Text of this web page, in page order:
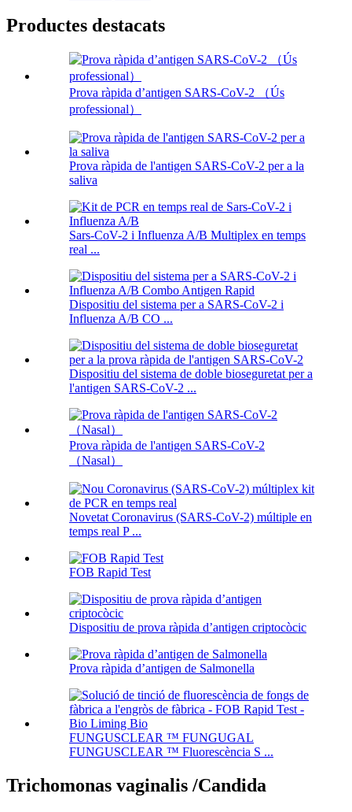
Productes destacats
Prova ràpida d’antigen SARS-CoV-2 （Ús
professional）
Prova ràpida de l'antigen SARS-CoV-2 per a la
saliva
Sars-CoV-2 i Influenza A/B Multiplex en temps
real ...
Dispositiu del sistema per a SARS-CoV-2 i
Influenza A/B CO ...
Dispositiu del sistema de doble bioseguretat per a
l'antigen SARS-CoV-2 ...
Prova ràpida de l'antigen SARS-CoV-2
（Nasal）
Novetat Coronavirus (SARS-CoV-2) múltiple en
temps real P ...
FOB Rapid Test
Dispositiu de prova ràpida d’antigen criptocòcic
Prova ràpida d’antigen de Salmonella
FUNGUSCLEAR ™ FUNGUGAL
FUNGUSCLEAR ™ Fluorescència S ...
Trichomonas vaginalis /Candida